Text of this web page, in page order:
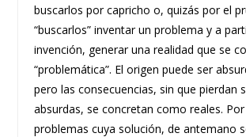
buscarlos por capricho o, quizás por el
“buscarlos” inventar un problema y a
invención, generar una realidad que se
“problemática”. El origen puede ser
pero las consecuencias, sin que pierdan
absurdas, se concretan como reales.
problemas cuya solución, de antemano